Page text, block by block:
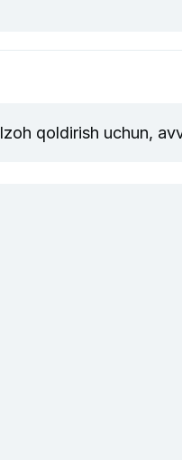
Izoh qoldirish uchun,